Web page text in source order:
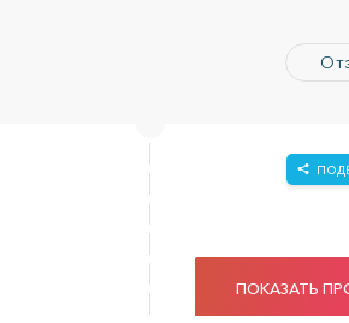
ПОКАЗАТЬ